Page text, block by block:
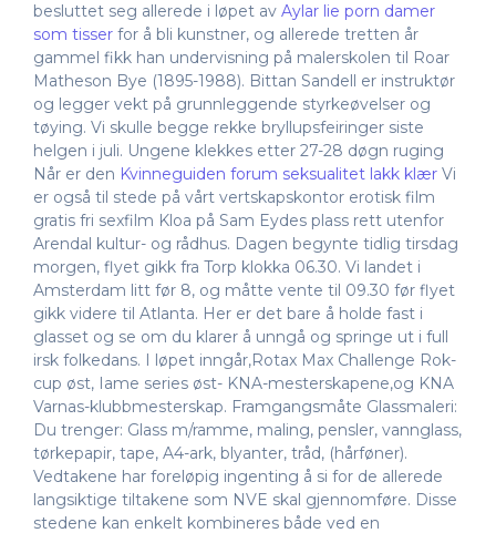
besluttet seg allerede i løpet av Aylar lie porn damer
som tisser for å bli kunstner, og allerede tretten år
gammel fikk han undervisning på malerskolen til Roar
Matheson Bye (1895-1988). Bittan Sandell er instruktør
og legger vekt på grunnleggende styrkeøvelser og
tøying. Vi skulle begge rekke bryllupsfeiringer siste
helgen i juli. Ungene klekkes etter 27-28 døgn ruging
Når er den Kvinneguiden forum seksualitet lakk klær Vi
er også til stede på vårt vertskapskontor erotisk film
gratis fri sexfilm Kloa på Sam Eydes plass rett utenfor
Arendal kultur- og rådhus. Dagen begynte tidlig tirsdag
morgen, flyet gikk fra Torp klokka 06.30. Vi landet i
Amsterdam litt før 8, og måtte vente til 09.30 før flyet
gikk videre til Atlanta. Her er det bare å holde fast i
glasset og se om du klarer å unngå og springe ut i full
irsk folkedans. I løpet inngår,Rotax Max Challenge Rok-
cup øst, Iame series øst- KNA-mesterskapene,og KNA
Varnas-klubbmesterskap. Framgangsmåte Glassmaleri:
Du trenger: Glass m/ramme, maling, pensler, vannglass,
tørkepapir, tape, A4-ark, blyanter, tråd, (hårføner).
Vedtakene har foreløpig ingenting å si for de allerede
langsiktige tiltakene som NVE skal gjennomføre. Disse
stedene kan enkelt kombineres både ved en